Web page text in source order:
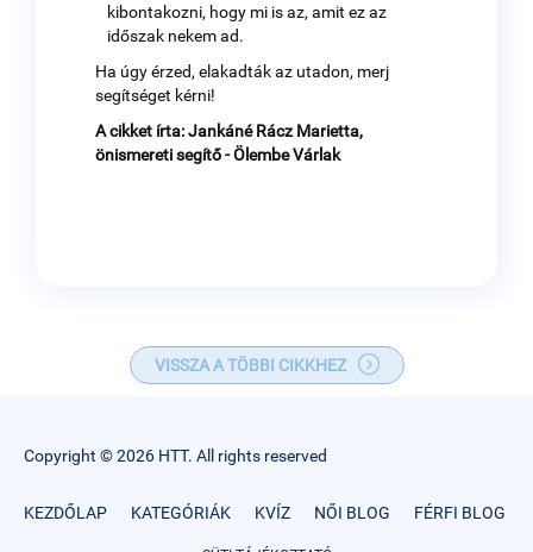
kibontakozni, hogy mi is az, amit ez az
időszak nekem ad.
Ha úgy érzed, elakadták az utadon, merj
segítséget kérni!
A cikket írta: Jankáné Rácz Marietta,
önismereti segítő - Ölembe Várlak
VISSZA A TÖBBI CIKKHEZ
Copyright © 2026 HTT. All rights reserved
KEZDŐLAP KATEGÓRIÁK KVÍZ NŐI BLOG FÉRFI BLOG